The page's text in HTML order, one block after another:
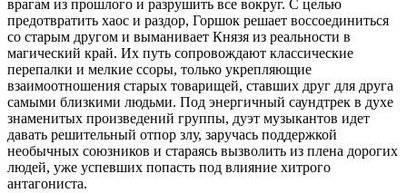
врагам из прошлого и разрушить все вокруг. С целью
предотвратить хаос и раздор, Горшок решает воссоединиться
со старым другом и выманивает Князя из реальности в
магический край. Их путь сопровождают классические
перепалки и мелкие ссоры, только укрепляющие
взаимоотношения старых товарищей, ставших друг для друга
самыми близкими людьми. Под энергичный саундтрек в духе
знаменитых произведений группы, дуэт музыкантов идет
давать решительный отпор злу, заручась поддержкой
необычных союзников и стараясь вызволить из плена дорогих
людей, уже успевших попасть под влияние хитрого
антагониста.